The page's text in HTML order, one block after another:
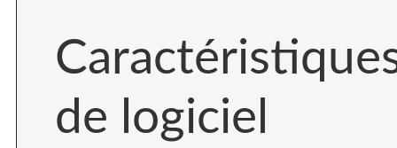
de logiciel